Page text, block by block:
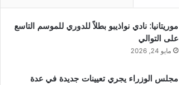
موريتانيا: نادي نواذيبو بطلاً للدوري للموسم التاسع
على التوالي
مايو 24, 2026
مجلس الوزراء يجري تعيينات جديدة في عدة